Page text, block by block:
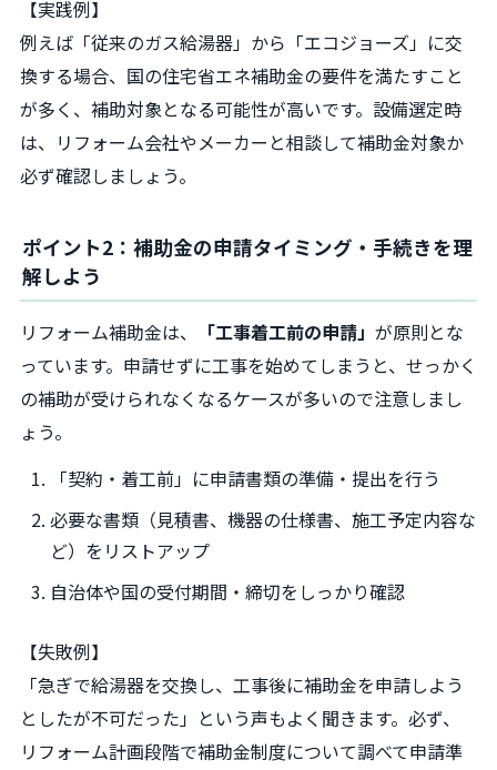
【実践例】
例えば「従来のガス給湯器」から「エコジョーズ」に交
換する場合、国の住宅省エネ補助金の要件を満たすこと
が多く、補助対象となる可能性が高いです。設備選定時
は、リフォーム会社やメーカーと相談して補助金対象か
必ず確認しましょう。
ポイント2：補助金の申請タイミング・手続きを理
解しよう
リフォーム補助金は、 「工事着工前の申請」 が原則とな
っています。申請せずに工事を始めてしまうと、せっかく
の補助が受けられなくなるケースが多いので注意しまし
ょう。
「契約・着工前」に申請書類の準備・提出を行う
必要な書類（見積書、機器の仕様書、施工予定内容な
ど）をリストアップ
自治体や国の受付期間・締切をしっかり確認
【失敗例】
「急ぎで給湯器を交換し、工事後に補助金を申請しよう
としたが不可だった」という声もよく聞きます。必ず、
リフォーム計画段階で補助金制度について調べて申請準